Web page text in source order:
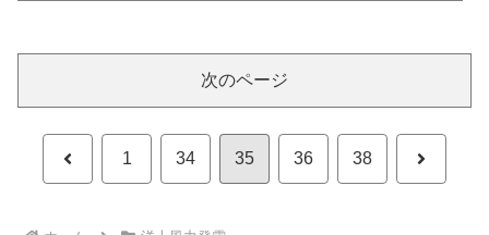
次のページ
前 1 34 35 36 38 次